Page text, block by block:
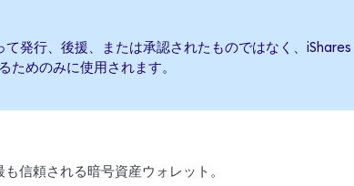
発行、後援、または承認されたものではなく、
ためのみに使用されます。
信頼される暗号資産ウォレット。